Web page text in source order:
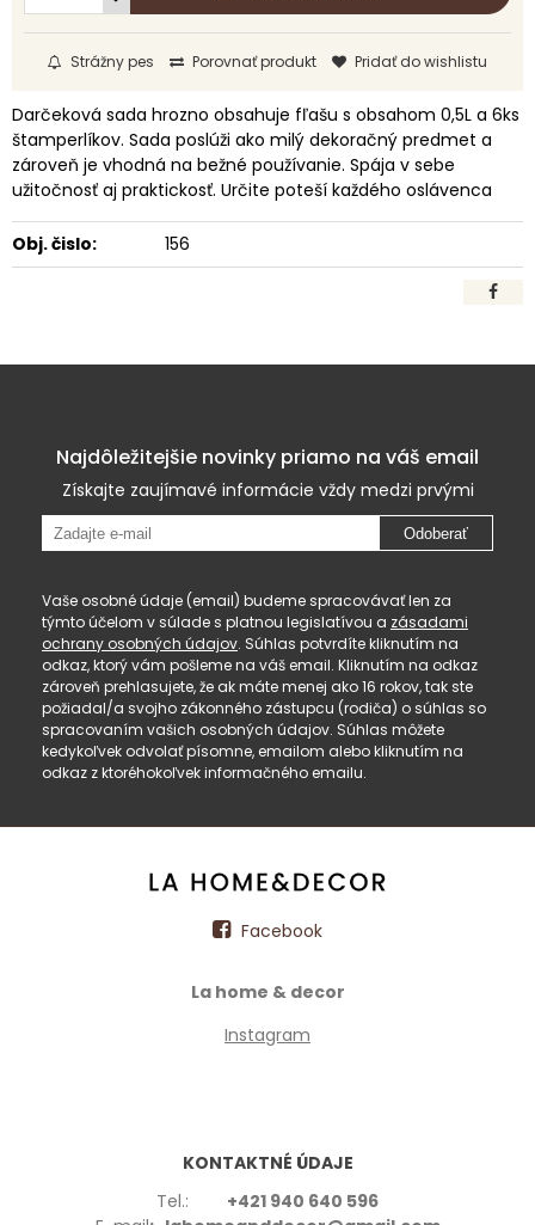
Strážny pes Porovnať produkt Pridať do wishlistu
Darčeková sada hrozno obsahuje fľašu s obsahom 0,5L a 6ks
štamperlíkov. Sada poslúži ako milý dekoračný predmet a
zároveň je vhodná na bežné používanie. Spája v sebe
užitočnosť aj praktickosť. Určite poteší každého oslávenca
Obj. čislo: 156
Najdôležitejšie novinky priamo na váš email
Získajte zaujímavé informácie vždy medzi prvými
Odoberať
Vaše osobné údaje (email) budeme spracovávať len za
týmto účelom v súlade s platnou legislatívou a zásadami
ochrany osobných údajov. Súhlas potvrdíte kliknutím na
odkaz, ktorý vám pošleme na váš email. Kliknutím na odkaz
zároveň prehlasujete, že ak máte menej ako 16 rokov, tak ste
požiadal/a svojho zákonného zástupcu (rodiča) o súhlas so
spracovaním vašich osobných údajov. Súhlas môžete
kedykoľvek odvolať písomne, emailom alebo kliknutím na
odkaz z ktoréhokoľvek informačného emailu.
Facebook
La home & decor
Instagram
KONTAKTNÉ ÚDAJE
Tel.: +421 940 640 596